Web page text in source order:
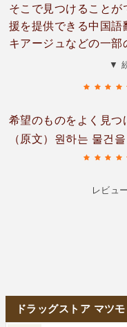
そこで見つけること
援を提供できる中国語
キアージュなどの一
税と最大5％のユニオ
also a Chinese
stance. Some brand
etc. Could enjoy
ee and 5% Union
▼
希望のものをよく見つ
（原文）원하는 물건
レビュ
ドラッグストア マツ